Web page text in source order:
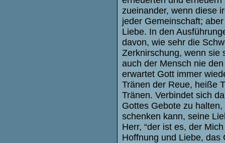
zueinander, wenn diese
jeder Gemeinschaft;
Liebe. In den
davon, wie sehr die
Zerknirschung, wenn sie
auch der Mensch nie
erwartet Gott immer
Tränen der Reue, heiße
Tränen. Verbindet sich
Gottes Gebote zu
schenken kann, seine
Herr, “der ist es, der
Hoffnung und Liebe, das